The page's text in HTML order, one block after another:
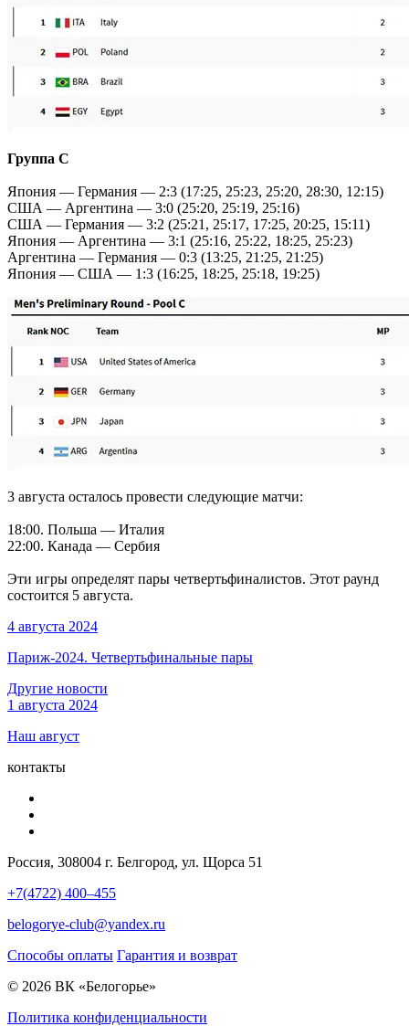
Группа С
Япония — Германия — 2:3 (17:25, 25:23, 25:20, 28:30, 12:15)
США — Аргентина — 3:0 (25:20, 25:19, 25:16)
США — Германия — 3:2 (25:21, 25:17, 17:25, 20:25, 15:11)
Япония — Аргентина — 3:1 (25:16, 25:22, 18:25, 25:23)
Аргентина — Германия — 0:3 (13:25, 21:25, 21:25)
Япония — США — 1:3 (16:25, 18:25, 25:18, 19:25)
3 августа осталось провести следующие матчи:
18:00. Польша — Италия
22:00. Канада — Сербия
Эти игры определят пары четвертьфиналистов. Этот раунд
состоится 5 августа.
4 августа 2024
Париж-2024. Четвертьфинальные пары
Другие новости
1 августа 2024
Наш август
контакты
Россия, 308004 г. Белгород, ул. Щорса 51
+7(4722) 400–455
belogorye-club@yandex.ru
Способы оплаты Гарантия и возврат
© 2026 ВК «Белогорье»
Политика конфиденциальности